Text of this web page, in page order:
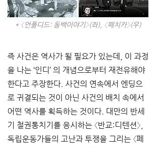
* 〈언폴디드: 동백이야기〉(좌), 〈페치카〉(우)
즉 사건은 역사가 될 필요가 있는데, 이 과정
을 나는 ‘인디’ 의 개념으로부터 재전유해야
한다고 주장한다. 사건의 연속에서 엔딩으
로 귀결되는 것이 아닌 사건의 배치 속에서
어떤 역사를 획득하는 것이다. 대만의 반세
기 철권통치기를 응시하는 〈반교:디텐션〉,
독립운동가들의 고난과 투쟁을 그리는 〈페